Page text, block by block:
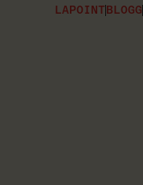
LAPOINT BLOGG